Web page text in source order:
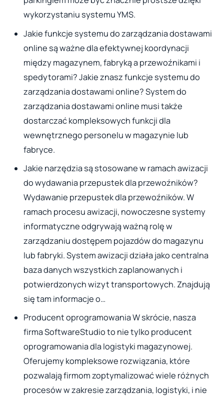
wykorzystaniu systemu YMS.
Jakie funkcje systemu do zarządzania dostawami
online są ważne dla efektywnej koordynacji
między magazynem, fabryką a przewoźnikami i
spedytorami? Jakie znasz funkcje systemu do
zarządzania dostawami online? System do
zarządzania dostawami online musi także
dostarczać kompleksowych funkcji dla
wewnętrznego personelu w magazynie lub
fabryce.
Jakie narzędzia są stosowane w ramach awizacji
do wydawania przepustek dla przewoźników?
Wydawanie przepustek dla przewoźników. W
ramach procesu awizacji, nowoczesne systemy
informatyczne odgrywają ważną rolę w
zarządzaniu dostępem pojazdów do magazynu
lub fabryki. System awizacji działa jako centralna
baza danych wszystkich zaplanowanych i
potwierdzonych wizyt transportowych. Znajdują
się tam informacje o…
Producent oprogramowania W skrócie, nasza
firma SoftwareStudio to nie tylko producent
oprogramowania dla logistyki magazynowej.
Oferujemy kompleksowe rozwiązania, które
pozwalają firmom zoptymalizować wiele różnych
procesów w zakresie zarządzania, logistyki, i nie